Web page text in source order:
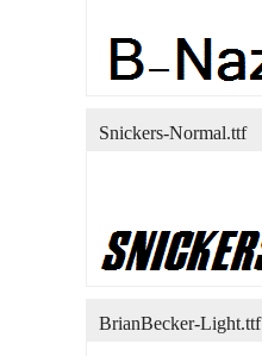
Snickers-Normal.ttf
BrianBecker-Light.ttf